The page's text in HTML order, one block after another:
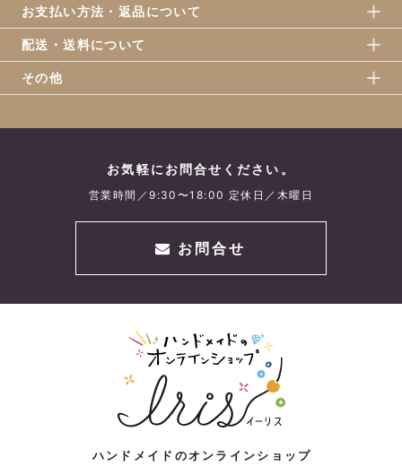
海の仲間たち、新作ミニチュア入荷しました♪
2025.03.20
端午の節句のミニチュア揃いました♪
ハロウィングッズ続々入荷♪
お支払い方法・返品について
配送・送料について
その他
お気軽にお問合せください。
営業時間／9:30〜18:00 定休日／木曜日
お問合せ
ハンドメイドのオンラインショップ